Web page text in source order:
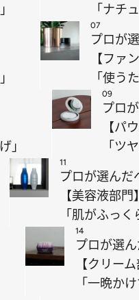
「ナチ
07
プロが
【ファ
「使う
」
09
プロ
【パ
「ツ
11
プロが選んだ
【美容液部門
「肌がふっ
14
プロが選
【クリー
「一晩か